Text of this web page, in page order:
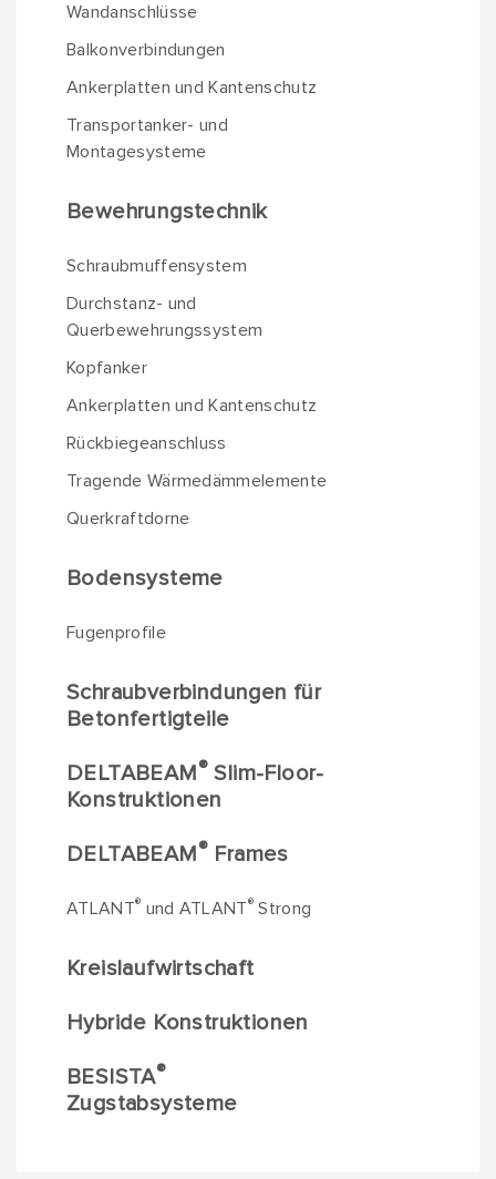
Wandanschlüsse
Balkonverbindungen
Ankerplatten und Kantenschutz
Transportanker- und
Montagesysteme
Bewehrungstechnik
Schraubmuffensystem
Durchstanz- und
Querbewehrungssystem
Kopfanker
Ankerplatten und Kantenschutz
Rückbiegeanschluss
Tragende Wärmedämmelemente
Querkraftdorne
Bodensysteme
Fugenprofile
Schraubverbindungen für
Betonfertigteile
DELTABEAM® Slim-Floor-
Konstruktionen
DELTABEAM® Frames
ATLANT® und ATLANT® Strong
Kreislaufwirtschaft
Hybride Konstruktionen
BESISTA®
Zugstabsysteme